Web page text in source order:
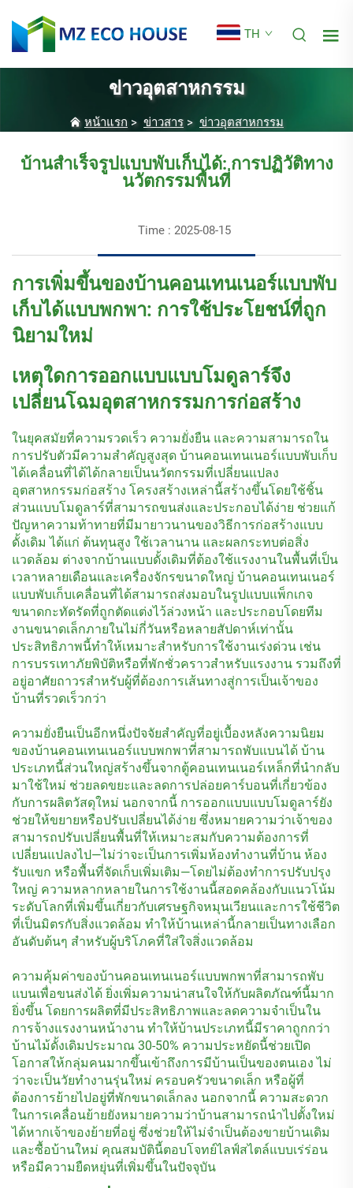
TH
ข่าวอุตสาหกรรม
หน้าแรก > ข่าวสาร > ข่าวอุตสาหกรรม
บ้านสำเร็จรูปแบบพับเก็บได้: การปฏิวัติทาง
นวัตกรรมพื้นที่
Time : 2025-08-15
การเพิ่มขึ้นของบ้านคอนเทนเนอร์แบบพับ
เก็บได้แบบพกพา: การใช้ประโยชน์ที่ถูก
นิยามใหม่
เหตุใดการออกแบบแบบโมดูลาร์จึง
เปลี่ยนโฉมอุตสาหกรรมการก่อสร้าง
ในยุคสมัยที่ความรวดเร็ว ความยั่งยืน และความสามารถใน
การปรับตัวมีความสำคัญสูงสุด บ้านคอนเทนเนอร์แบบพับเก็บ
ได้เคลื่อนที่ได้ได้กลายเป็นนวัตกรรมที่เปลี่ยนแปลง
อุตสาหกรรมก่อสร้าง โครงสร้างเหล่านี้สร้างขึ้นโดยใช้ชิ้น
ส่วนแบบโมดูลาร์ที่สามารถขนส่งและประกอบได้ง่าย ช่วยแก้
ปัญหาความท้าทายที่มีมายาวนานของวิธีการก่อสร้างแบบ
ดั้งเดิม ได้แก่ ต้นทุนสูง ใช้เวลานาน และผลกระทบต่อสิ่ง
แวดล้อม ต่างจากบ้านแบบดั้งเดิมที่ต้องใช้แรงงานในพื้นที่เป็น
เวลาหลายเดือนและเครื่องจักรขนาดใหญ่ บ้านคอนเทนเนอร์
แบบพับเก็บเคลื่อนที่ได้สามารถส่งมอบในรูปแบบแพ็กเกจ
ขนาดกะทัดรัดที่ถูกตัดแต่งไว้ล่วงหน้า และประกอบโดยทีม
งานขนาดเล็กภายในไม่กี่วันหรือหลายสัปดาห์เท่านั้น
ประสิทธิภาพนี้ทำให้เหมาะสำหรับการใช้งานเร่งด่วน เช่น
การบรรเทาภัยพิบัติหรือที่พักชั่วคราวสำหรับแรงงาน รวมถึงที่
อยู่อาศัยถาวรสำหรับผู้ที่ต้องการเส้นทางสู่การเป็นเจ้าของ
บ้านที่รวดเร็วกว่า
ความยั่งยืนเป็นอีกหนึ่งปัจจัยสำคัญที่อยู่เบื้องหลังความนิยม
ของบ้านคอนเทนเนอร์แบบพกพาที่สามารถพับแบนได้ บ้าน
ประเภทนี้ส่วนใหญ่สร้างขึ้นจากตู้คอนเทนเนอร์เหล็กที่นำกลับ
มาใช้ใหม่ ช่วยลดขยะและลดการปล่อยคาร์บอนที่เกี่ยวข้อง
กับการผลิตวัสดุใหม่ นอกจากนี้ การออกแบบแบบโมดูลาร์ยัง
ช่วยให้ขยายหรือปรับเปลี่ยนได้ง่าย ซึ่งหมายความว่าเจ้าของ
สามารถปรับเปลี่ยนพื้นที่ให้เหมาะสมกับความต้องการที่
เปลี่ยนแปลงไป—ไม่ว่าจะเป็นการเพิ่มห้องทำงานที่บ้าน ห้อง
รับแขก หรือพื้นที่จัดเก็บเพิ่มเติม—โดยไม่ต้องทำการปรับปรุง
ใหญ่ ความหลากหลายในการใช้งานนี้สอดคล้องกับแนวโน้ม
ระดับโลกที่เพิ่มขึ้นเกี่ยวกับเศรษฐกิจหมุนเวียนและการใช้ชีวิต
ที่เป็นมิตรกับสิ่งแวดล้อม ทำให้บ้านเหล่านี้กลายเป็นทางเลือก
อันดับต้นๆ สำหรับผู้บริโภคที่ใส่ใจสิ่งแวดล้อม
ความคุ้มค่าของบ้านคอนเทนเนอร์แบบพกพาที่สามารถพับ
แบนเพื่อขนส่งได้ ยิ่งเพิ่มความน่าสนใจให้กับผลิตภัณฑ์นี้มาก
ยิ่งขึ้น โดยการผลิตที่มีประสิทธิภาพและลดความจำเป็นใน
การจ้างแรงงานหน้างาน ทำให้บ้านประเภทนี้มีราคาถูกกว่า
บ้านไม้ดั้งเดิมประมาณ 30-50% ความประหยัดนี้ช่วยเปิด
โอกาสให้กลุ่มคนมากขึ้นเข้าถึงการมีบ้านเป็นของตนเอง ไม่
ว่าจะเป็นวัยทำงานรุ่นใหม่ ครอบครัวขนาดเล็ก หรือผู้ที่
ต้องการย้ายไปอยู่ที่พักขนาดเล็กลง นอกจากนี้ ความสะดวก
ในการเคลื่อนย้ายยังหมายความว่าบ้านสามารถนำไปตั้งใหม่
ได้หากเจ้าของย้ายที่อยู่ ซึ่งช่วยให้ไม่จำเป็นต้องขายบ้านเดิม
และซื้อบ้านใหม่ คุณสมบัตินี้ตอบโจทย์ไลฟ์สไตล์แบบเร่ร่อน
หรือมีความยืดหยุ่นที่เพิ่มขึ้นในปัจจุบัน